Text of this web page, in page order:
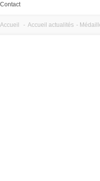
Contact
Accueil - Accueil actualités -